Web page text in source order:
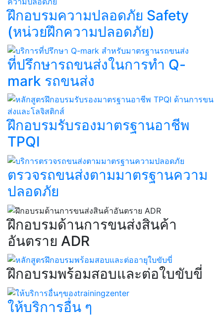
ฝึกอบรมความปลอดภัย Safety
(หน่วยฝึกความปลอดภัย)
ที่ปรึกษารถขนส่งในการทำ Q-
mark รถขนส่ง​​
ฝึกอบรมรับรองมาตรฐานอาชีพ
TPQI​
ตรวจรถขนส่งตามมาตรฐานความ
ปลอดภัย​
ฝึกอบรมด้านการขนส่งสินค้า
อันตราย ADR​
ฝึกอบรมพร้อมสอบและต่อใบขับขี่​
ให้บริการอื่น ๆ​